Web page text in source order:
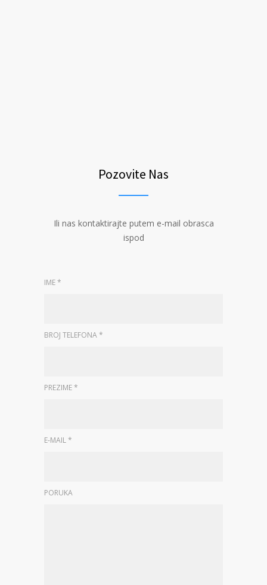
Pozovite Nas
Ili nas kontaktirajte putem e-mail obrasca
ispod
IME *
BROJ TELEFONA *
PREZIME *
E-MAIL *
PORUKA